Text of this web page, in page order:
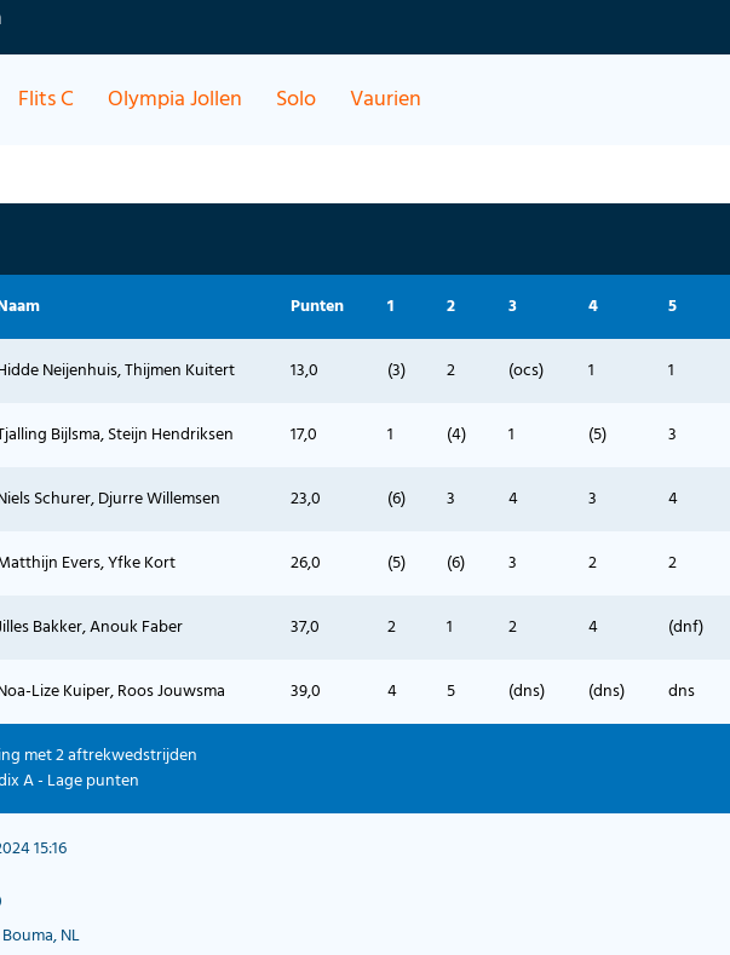
Flits C Olympia Jollen Solo Vaurien
Punten 1 2 3 4 5
Neijenhuis, Thijmen Kuitert 13,0 (3) 2 (ocs) 1 1
Bijlsma, Steijn Hendriksen 17,0 1 (4) 1 (5) 3
Schurer, Djurre Willemsen 23,0 (6) 3 4 3 4
Evers, Yfke Kort 26,0 (5) (6) 3 2 2
Bakker, Anouk Faber 37,0 2 1 2 4 (dnf)
Lize Kuiper, Roos Jouwsma 39,0 4 5 (dns) (dns) dns
met 2 aftrekwedstrijden
A - Lage punten
15:16
NL